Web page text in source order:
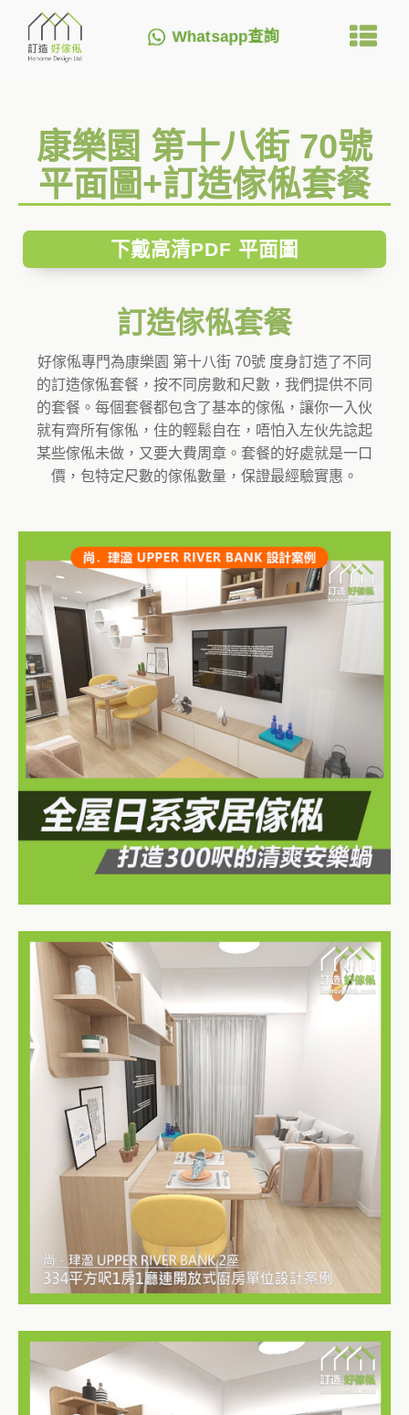
Whatsapp查詢
康樂園 第十八街 70號
平面圖+訂造傢俬套餐
下戴高清PDF 平面圖
訂造傢俬套餐
好傢俬專門為康樂園 第十八街 70號 度身訂造了不同
的訂造傢俬套餐，按不同房數和尺數，我們提供不同
的套餐。每個套餐都包含了基本的傢俬，讓你一入伙
就有齊所有傢俬，住的輕鬆自在，唔怕入左伙先諗起
某些傢俬未做，又要大費周章。套餐的好處就是一口
價，包特定尺數的傢俬數量，保證最經驗實惠。